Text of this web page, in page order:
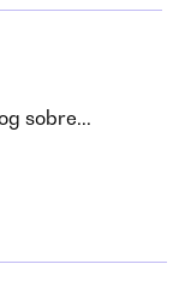
sobre...